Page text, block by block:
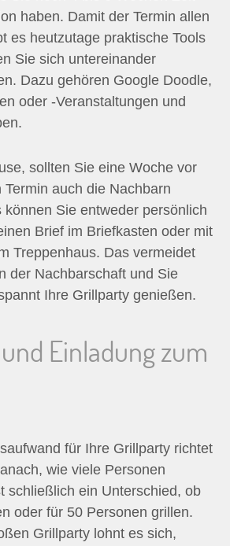
haben. Damit der Termin allen
es heutzutage praktische Tools
Sie sich untereinander
Dazu gehören Google Doodle,
oder -Veranstaltungen und
sollten Sie eine Woche vor
auch die Nachbarn
können Sie entweder persönlich
Brief im Briefkasten oder mit
Treppenhaus. Das vermeidet
der Nachbarschaft und Sie
Ihre Grillparty genießen.
Einladung zum
für Ihre Grillparty richtet
wie viele Personen
schließlich ein Unterschied, ob
oder für 50 Personen grillen.
Grillparty lohnt es sich,